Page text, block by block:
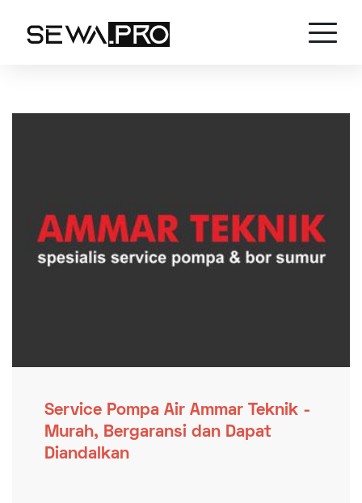
Service Pompa Air Ammar Teknik -
Murah, Bergaransi dan Dapat
Diandalkan